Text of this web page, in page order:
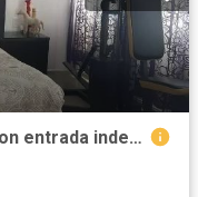
En renta habitación amueblada con entrada independiente para ejecutivos en Tabasco 2000 $6,500